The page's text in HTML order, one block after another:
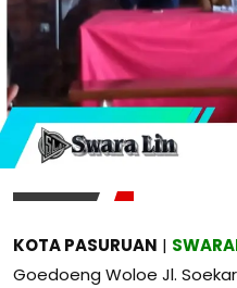
KOTA PASURUAN |
Goedoeng Woloe Jl.